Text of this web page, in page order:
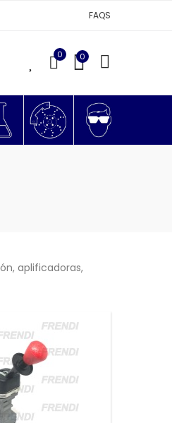
FAQS
0 0
aplificadoras,